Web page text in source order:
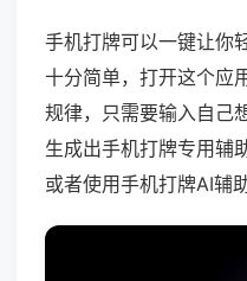
手机打牌可以一键让你
十分简单，打开这个应
规律，只需要输入自己
生成出手机打牌专用辅
或者使用手机打牌AI辅